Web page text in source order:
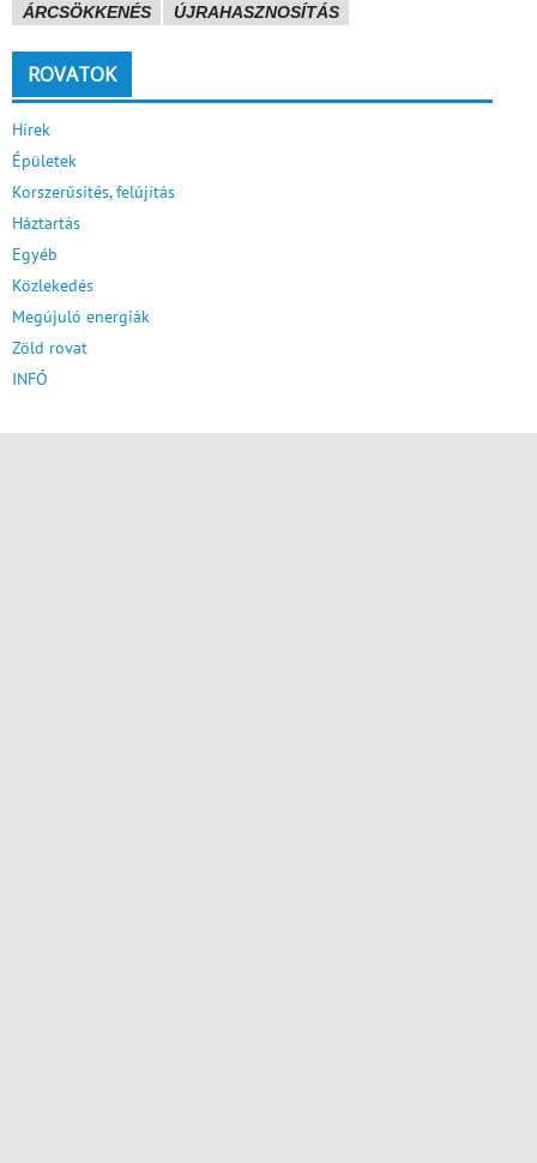
ÁRCSÖKKENÉS
ÚJRAHASZNOSÍTÁS
ROVATOK
Hírek
Épületek
Korszerűsítés, felújítás
Háztartás
Egyéb
Közlekedés
Megújuló energiák
Zöld rovat
INFÓ